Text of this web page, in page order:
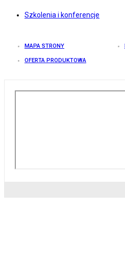
Szkolenia i konferencje
MAPA STRONY
OFERTA PRODUKTOWA